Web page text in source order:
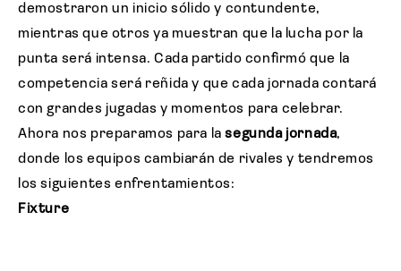
demostraron un inicio sólido y contundente,
mientras que otros ya muestran que la lucha por la
punta será intensa. Cada partido confirmó que la
competencia será reñida y que cada jornada contará
con grandes jugadas y momentos para celebrar.
Ahora nos preparamos para lasegunda jornada,
donde los equipos cambiarán de rivales y tendremos
los siguientes enfrentamientos:
Fixture